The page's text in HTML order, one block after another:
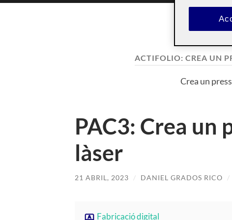
ACTIFOLIO: CREA UN
Crea un
PAC3: Crea un
làser
21 ABRIL, 2023 / DANIEL GRADOS RICO /
Fabricació digital